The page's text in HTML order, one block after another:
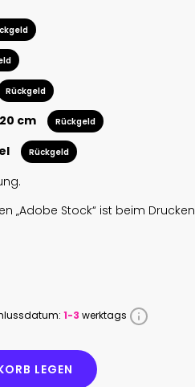
Rückgeld
cm Rückgeld
Rückgeld
„Adobe Stock“ ist beim Drucken
1-3 werktags
LEGEN